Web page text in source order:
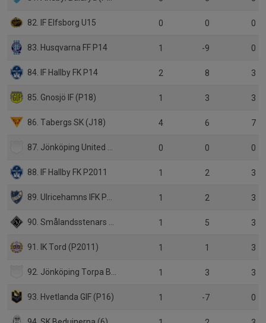
82. IF Elfsborg U15 0 0 0
83. Husqvarna FF P14 1 -9 0
84. IF Hallby FK P14 2 8 3
85. Gnosjö IF (P18) 1 3 3
86. Tabergs SK (J18) 4 6 7
87. Jönköping United SC (6) 0 0 0
88. IF Hallby FK P2011 1 2 3
89. Ulricehamns IFK P2010 1 2 3
90. Smålandsstenars GOIF P14 1 5 3
91. IK Tord (P2011) 1 1 3
92. Jönköping Torpa BK (4) 1 3 3
93. Hvetlanda GIF (P16) 1 -7 0